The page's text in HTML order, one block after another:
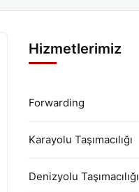
Hizmetlerimiz
Forwarding
Karayolu Taşımacılığı
Denizyolu Taşımacılığı